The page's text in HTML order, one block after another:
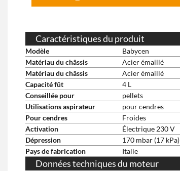
Caractéristiques du produit
Modèle
Babycen
Matériau du châssis
Acier émaillé
Matériau du châssis
Acier émaillé
Capacité fût
4 L
Conseillée pour
pellets
Utilisations aspirateur
pour cendres
Pour cendres
Froides
Activation
Électrique 230 V
Dépression
170 mbar (17 kPa)
Pays de fabrication
Italie
Données techniques du moteur